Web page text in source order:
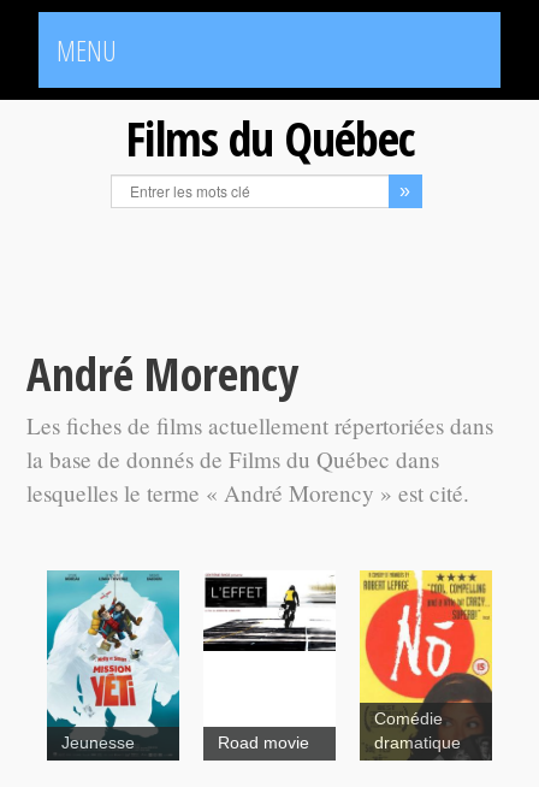
MENU
Films du Québec
André Morency
Les fiches de films actuellement répertoriées dans
la base de donnés de Films du Québec dans
lesquelles le terme « André Morency » est cité.
Jeunesse L'effet
Road movie
Comédie
dramatique